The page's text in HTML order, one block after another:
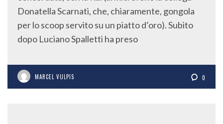
Donatella Scarnati, che, chiaramente, gongola
per lo scoop servito su un piatto d’oro). Subito
dopo Luciano Spalletti ha preso
MARCEL VULPIS 0